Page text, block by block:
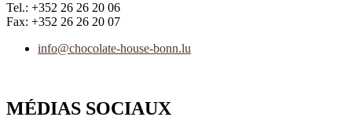
Tel.: +352 26 26 20 06
Fax: +352 26 26 20 07
info@chocolate-house-bonn.lu
MÉDIAS SOCIAUX